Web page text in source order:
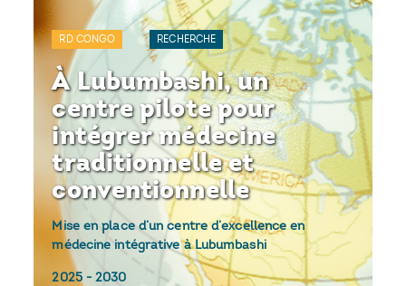
RD CONGO RECHERCHE
À Lubumbashi, un
centre pilote pour
intégrer médecine
traditionnelle et
conventionnelle
Mise en place d’un centre d’excellence en
médecine intégrative à Lubumbashi
2025-2030